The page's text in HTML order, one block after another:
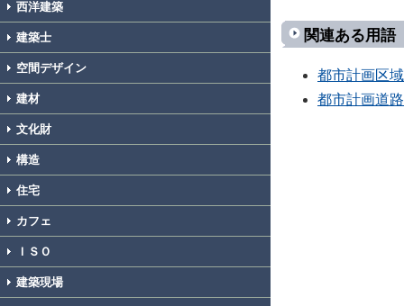
西洋建築
建築士
空間デザイン
建材
文化財
構造
住宅
カフェ
ＩＳＯ
建築現場
関連ある用語
都市計画区域
都市計画道